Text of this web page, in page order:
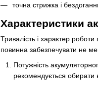
точна стрижка і
Характеристики
Тривалість і характер
повинна забезпечувати не
Потужність
рекомендується обирати